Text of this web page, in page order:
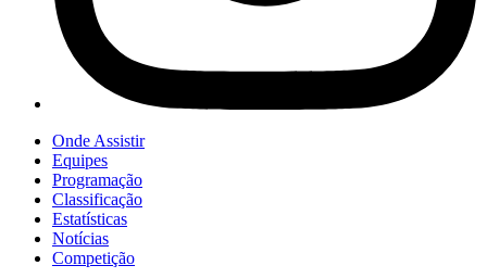
Onde Assistir
Equipes
Programação
Classificação
Estatísticas
Notícias
Competição